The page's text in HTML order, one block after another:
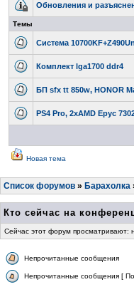
Обновления и
Темы
Система
Комплект lga1700 ddr4
БП sfx tt 850w, HONOR
PS4 Pro, 2xAMD Epyc
Новая тема
Список форумов » Барахолка
Кто сейчас на
Сейчас этот форум просматривают:
Непрочитанные сообщения
Непрочитанные сообщения [